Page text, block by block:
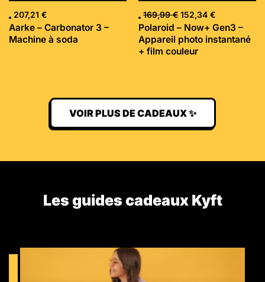
207,21 €
Aarke – Carbonator 3 –
Machine à soda
169,99€ 152,34 €
Polaroid – Now+ Gen3 –
Appareil photo instantané
+ film couleur
VOIR PLUS DE CADEAUX ✨
Les guides cadeaux Kyft​